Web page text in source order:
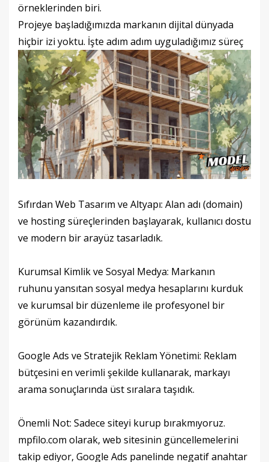
örneklerinden biri.
Projeye başladığımızda markanın dijital dünyada
hiçbir izi yoktu. İşte adım adım uyguladığımız süreç
Sıfırdan Web Tasarım ve Altyapı: Alan adı (domain)
ve hosting süreçlerinden başlayarak, kullanıcı dostu
ve modern bir arayüz tasarladık.
Kurumsal Kimlik ve Sosyal Medya: Markanın
ruhunu yansıtan sosyal medya hesaplarını kurduk
ve kurumsal bir düzenleme ile profesyonel bir
görünüm kazandırdık.
Google Ads ve Stratejik Reklam Yönetimi: Reklam
bütçesini en verimli şekilde kullanarak, markayı
arama sonuçlarında üst sıralara taşıdık.
Önemli Not: Sadece siteyi kurup bırakmıyoruz.
mpfilo.com olarak, web sitesinin güncellemelerini
takip ediyor, Google Ads panelinde negatif anahtar